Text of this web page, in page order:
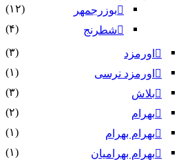
بوزرجمهر
(۱۲)
شطرنج
(۴)
اورمزد
(۳)
اورمزد نرسى‏
(۱)
بلاش
(۳)
بهرام
(۲)
بهرام بهرام
(۱)
بهرام بهرامیان‏
(۱)